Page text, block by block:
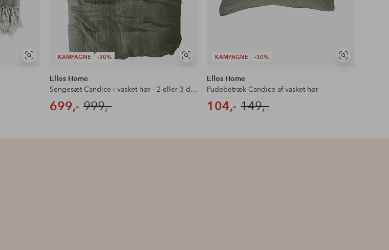
Se
KAMPAGNE -30%
Se
Ellos Home
Sengesæt Candice i vasket hør - 2 eller 3 dele
699,- 999,-
KAMPAGNE -30%
Se
Ellos Home
Pudebetræk Candice af vasket hør
104,- 149,-